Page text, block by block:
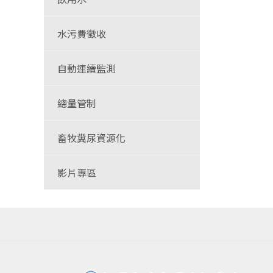
水污費徵收
自動連續監測
總量管制
畜牧糞尿資源化
影片專區